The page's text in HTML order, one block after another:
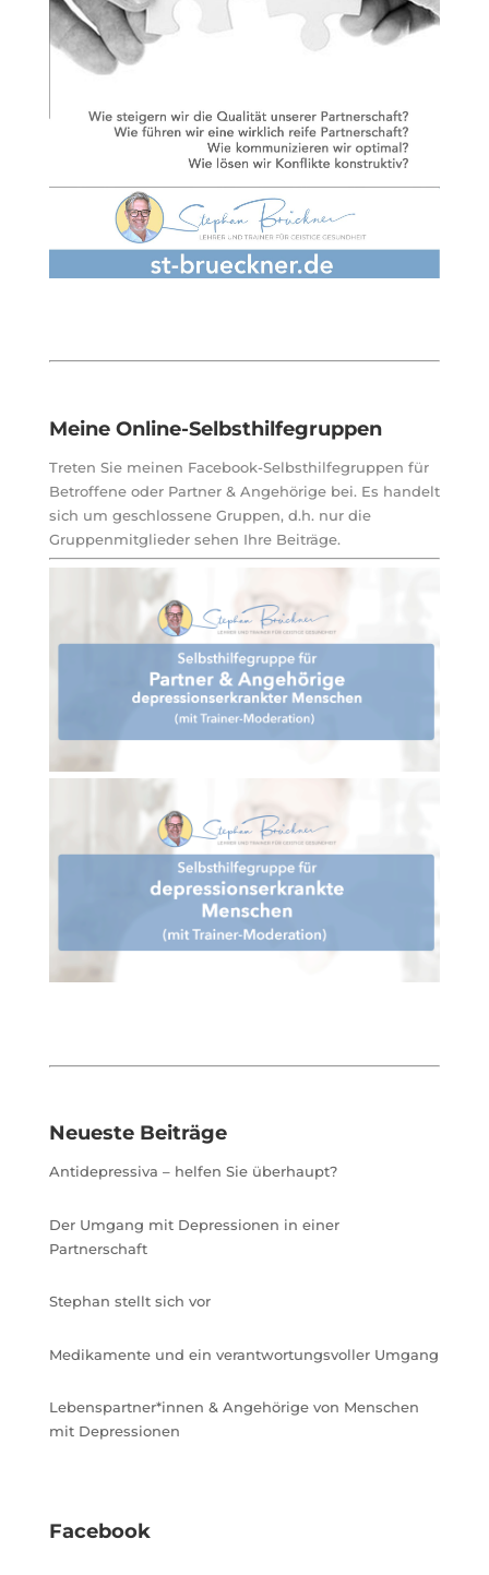
Meine Online-Selbsthilfegruppen
Treten Sie meinen Facebook-Selbsthilfegruppen für
Betroffene oder Partner & Angehörige bei. Es handelt
sich um geschlossene Gruppen, d.h. nur die
Gruppenmitglieder sehen Ihre Beiträge.
Neueste Beiträge
Antidepressiva – helfen Sie überhaupt?
Der Umgang mit Depressionen in einer
Partnerschaft
Stephan stellt sich vor
Medikamente und ein verantwortungsvoller Umgang
Lebenspartner*innen & Angehörige von Menschen
mit Depressionen
Facebook